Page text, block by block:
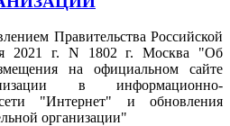
Правительства Российской
2021 г. N 1802 г. Москва "Об
на официальном сайте
в информационно-
"Интернет" и обновления
организации"